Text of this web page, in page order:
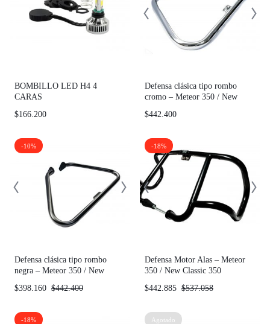
BOMBILLO LED H4 4
CARAS
$166.200
Defensa clásica tipo rombo
cromo – Meteor 350 / New
$442.400
-10%
Defensa clásica tipo rombo
negra – Meteor 350 / New
$442.400
$398.160
-18%
Defensa Motor Alas – Meteor
350 / New Classic 350
$537.058
$442.885
-18% Agotado